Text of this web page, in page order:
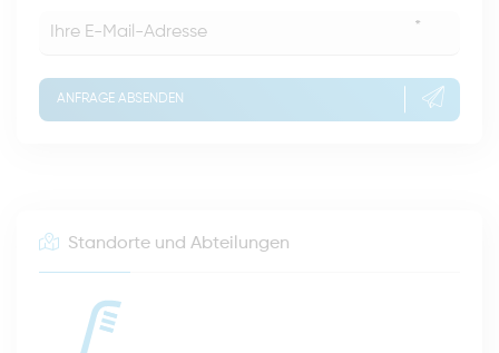
*
ANFRAGE ABSENDEN
Standorte und Abteilungen